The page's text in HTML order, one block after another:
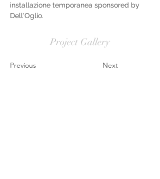
installazione temporanea sponsored by
Dell'Oglio.
Project Gallery
Previous Next